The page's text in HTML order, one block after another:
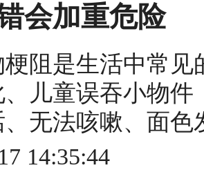
会加重危险
阻是生活中常
儿童误吞小物
无法咳嗽、面
14:35:44